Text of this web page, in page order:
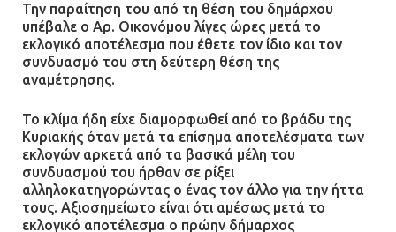
Την παραίτηση του από τη θέση του δημάρχου
υπέβαλε ο Αρ. Οικονόμου λίγες ώρες μετά το
εκλογικό αποτέλεσμα που έθετε τον ίδιο και τον
συνδυασμό του στη δεύτερη θέση της
αναμέτρησης.
Το κλίμα ήδη είχε διαμορφωθεί από το βράδυ της
Κυριακής όταν μετά τα επίσημα αποτελέσματα των
εκλογών αρκετά από τα βασικά μέλη του
συνδυασμού του ήρθαν σε ρίξει
αλληλοκατηγορώντας ο ένας τον άλλο για την ήττα
τους. Αξιοσημείωτο είναι ότι αμέσως μετά το
εκλογικό αποτέλεσμα ο πρώην δήμαρχος